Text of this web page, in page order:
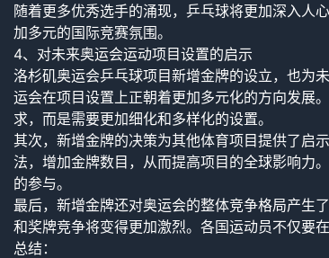
随着更多优秀选手的涌现，乒乓球将更加深入人
加多元的国际竞赛氛围。
4、对未来奥运会运动项目设置的启示
洛杉矶奥运会乒乓球项目新增金牌的设立，也为
运会在项目设置上正朝着更加多元化的方向发展
求，而是需要更加细化和多样化的设置。
其次，新增金牌的决策为其他体育项目提供了启
法，增加金牌数目，从而提高项目的全球影响力
的参与。
最后，新增金牌还对奥运会的整体竞争格局产生
和奖牌竞争将变得更加激烈。各国运动员不仅要
总结：